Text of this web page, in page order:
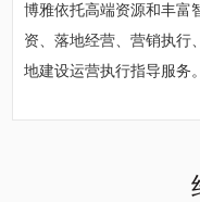
博雅依托高端资源和丰富
资、落地经营、营销执行
地建设运营执行指导服务。